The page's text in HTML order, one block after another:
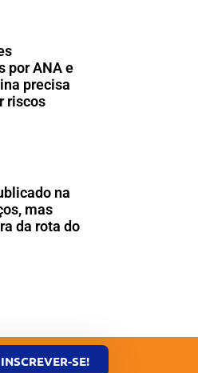
por ANA e
precisa
riscos
na
mas
da rota do
INSCREVER-SE!